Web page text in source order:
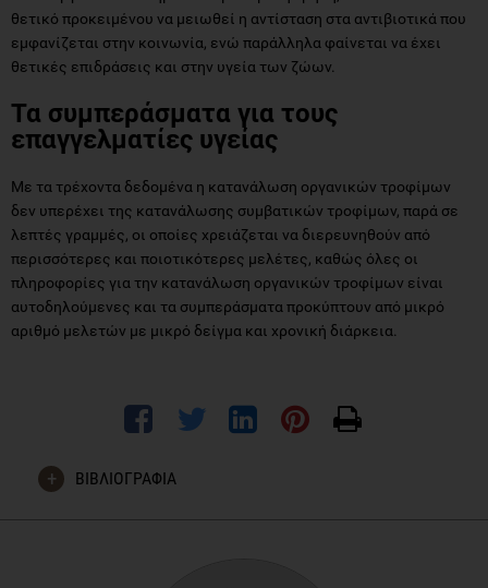
θετικό προκειμένου να μειωθεί η αντίσταση στα αντιβιοτικά που
εμφανίζεται στην κοινωνία, ενώ παράλληλα φαίνεται να έχει
θετικές επιδράσεις και στην υγεία των ζώων.
Τα συμπεράσματα για τους
επαγγελματίες υγείας
Με τα τρέχοντα δεδομένα η κατανάλωση οργανικών τροφίμων
δεν υπερέχει της κατανάλωσης συμβατικών τροφίμων, παρά σε
λεπτές γραμμές, οι οποίες χρειάζεται να διερευνηθούν από
περισσότερες και ποιοτικότερες μελέτες, καθώς όλες οι
πληροφορίες για την κατανάλωση οργανικών τροφίμων είναι
αυτοδηλούμενες και τα συμπεράσματα προκύπτουν από μικρό
αριθμό μελετών με μικρό δείγμα και χρονική διάρκεια.
ΒΙΒΛΙΟΓΡΑΦΙΑ